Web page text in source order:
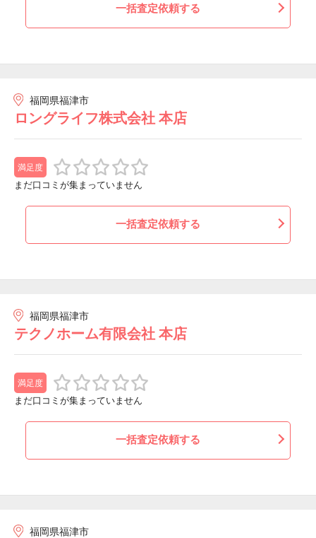
一括査定依頼する
福岡県福津市
ロングライフ株式会社 本店
満足度
まだ口コミが集まっていません
一括査定依頼する
福岡県福津市
テクノホーム有限会社 本店
満足度
まだ口コミが集まっていません
一括査定依頼する
福岡県福津市